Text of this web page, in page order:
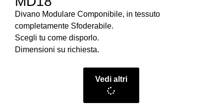
Divano Modulare Componibile, in tessuto
completamente Sfoderabile.
Scegli tu come disporlo.
Dimensioni su richiesta.
Vedi altri